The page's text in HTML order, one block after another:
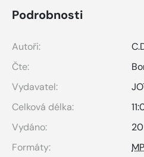
Podrobnosti
Autoři:
Čte:
Vydavatel:
Celková délka:
Vydáno:
Formáty: